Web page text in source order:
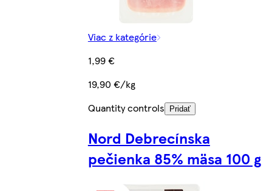
Viac z kategórie
1,99 €
19,90 €/kg
Quantity controls
Pridať
Nord Debrecínska
pečienka 85% mäsa 100 g